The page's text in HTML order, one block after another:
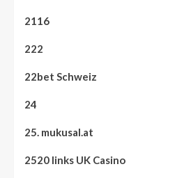
2116
222
22bet Schweiz
24
25. mukusal.at
2520 links UK Casino